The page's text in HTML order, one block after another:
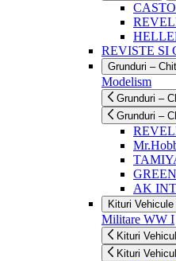
REVISTE SI
Grunduri –
Modelism
Grunduri –
Grunduri –
AK
Kituri
Militare WW I
Kituri
Kituri